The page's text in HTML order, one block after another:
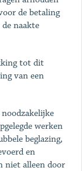
de betaling
naakte
tot dit
van een
werken
beglazing,
en
niet alleen door